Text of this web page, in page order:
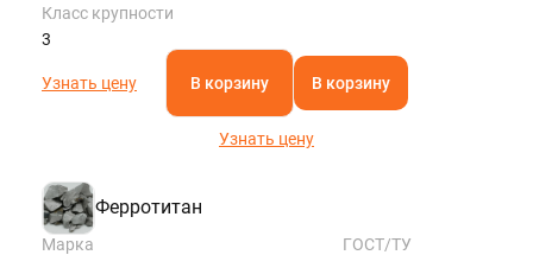
Класс крупности
3
Узнать цену В корзину В корзину
Узнать цену
Ферротитан
Марка
ГОСТ/ТУ